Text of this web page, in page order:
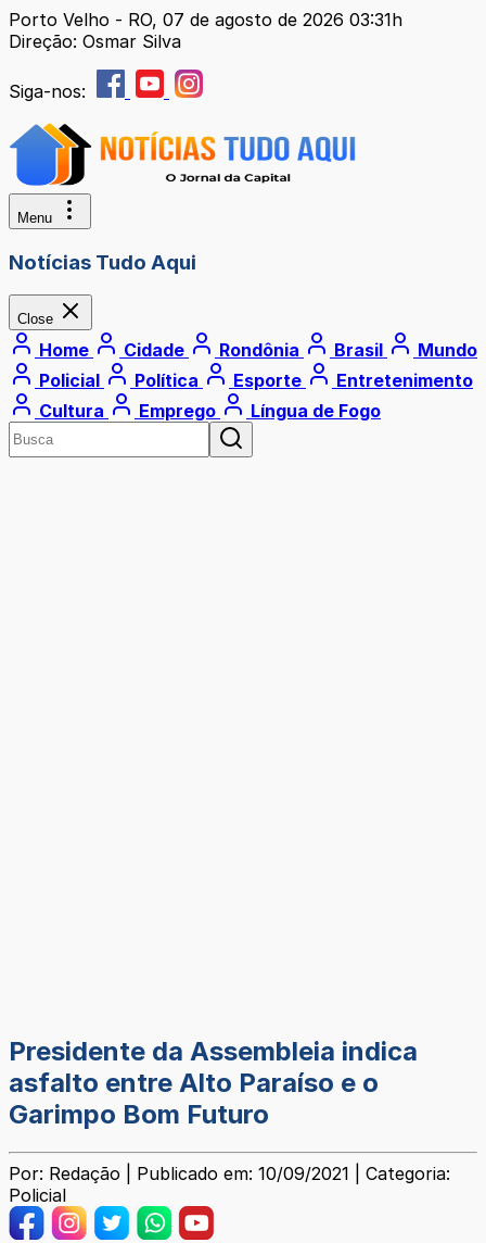
Porto Velho - RO, 07 de agosto de 2026 03:31h
Direção: Osmar Silva
Siga-nos:
Menu
Notícias Tudo Aqui
Close
Home Cidade Rondônia Brasil
Mundo
Policial
Política Esporte
Entretenimento
Cultura
Emprego Língua de Fogo
Presidente da Assembleia indica
asfalto entre Alto Paraíso e o
Garimpo Bom Futuro
Por: Redação | Publicado em: 10/09/2021 | Categoria:
Policial